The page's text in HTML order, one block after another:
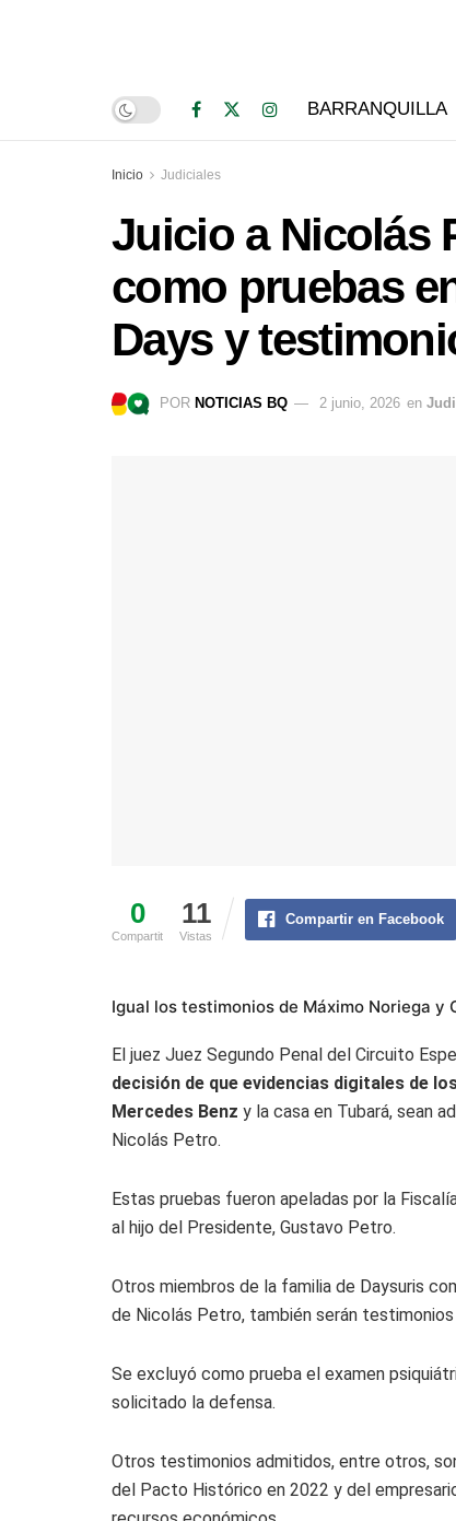
BARRANQUILLA
Inicio Judiciales
Juicio a Nicolás
como pruebas
Days y
POR NOTICIAS BQ 2 junio, 2026 en
0
Compartit
11
Vistas
Compartir en Facebook
Igual los testimonios de Máximo Noriega y
El juez Juez Segundo Penal del Circuito
decisión de que evidencias digitales de
Mercedes Benz y la casa en Tubará, sean
Nicolás Petro.
Estas pruebas fueron apeladas por la
al hijo del Presidente, Gustavo Petro.
Otros miembros de la familia de Daysuris
de Nicolás Petro, también serán testimonios
Se excluyó como prueba el examen
solicitado la defensa.
Otros testimonios admitidos, entre otros,
del Pacto Histórico en 2022 y del